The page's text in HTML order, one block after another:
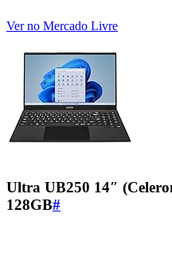
Ver no Mercado Livre
Ultra UB250 14″
128GB#